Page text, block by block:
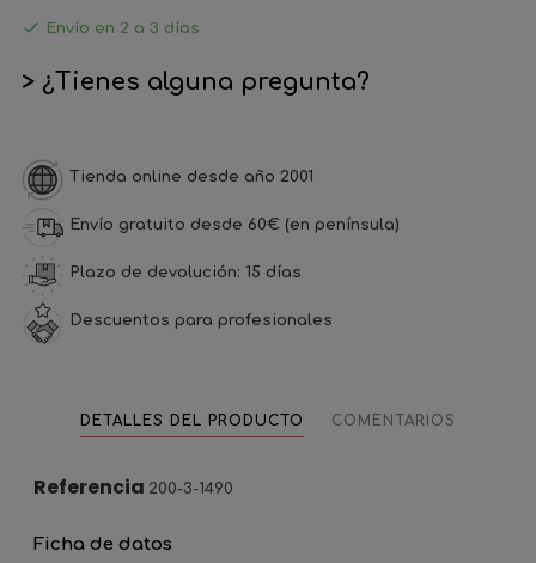
 Envío en 2 a 3 días
> ¿Tienes alguna pregunta?
Tienda online desde año 2001
Envío gratuito desde 60€ (en península)
Plazo de devolución: 15 días
Descuentos para profesionales
DETALLES DEL PRODUCTO COMENTARIOS
Referencia 200-3-1490
Ficha de datos